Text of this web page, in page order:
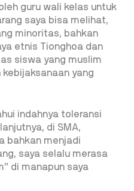
guru wali kelas untuk
saya bisa melihat,
minoritas, bahkan
etnis Tionghoa dan
siswa yang muslim
yang
indahnya toleransi
di SMA,
bahkan menjadi
saya selalu merasa
di manapun saya